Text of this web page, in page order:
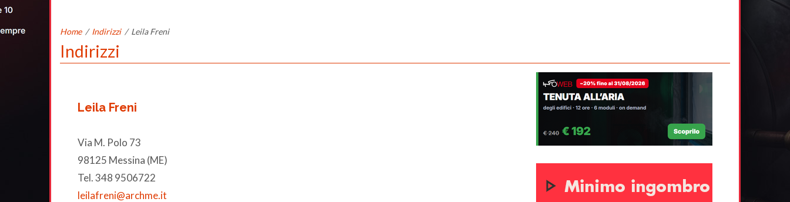
Home / Indirizzi / Leila Freni
Indirizzi
Leila Freni
Via M. Polo 73
98125 Messina (ME)
Tel. 348 9506722
leilafreni@archme.it